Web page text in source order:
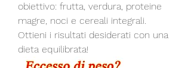
obiettivo: frutta, verdura, proteine
magre, noci e cereali integrali.
Ottieni i risultati desiderati con una
dieta equilibrata!